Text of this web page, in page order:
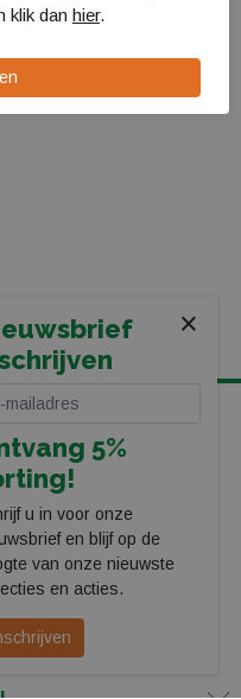
BIJ HET PEC ZWOLLE
×
5%
u in voor onze
en blijf op de
van onze nieuwste
en acties.
klik dan hier.